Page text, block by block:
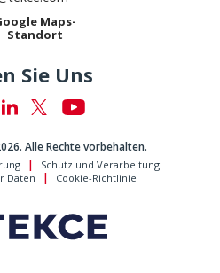
Alle Rechte vorbehalten.